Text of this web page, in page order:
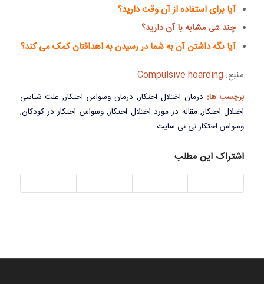
آیا برای استفاده از آن وقت دارید؟
چند شی مشابه با آن دارید؟
آیا نگه داشتن آن به شما در رسیدن به اهدافتان کمک می کند؟
منبع:
برچسب ها: درمان اختلال احتکار, درمان وسواس احتکار, علت شناسی
اختلال احتکار,مقاله در مورد اختلال احتکار,وسواس احتکار در کودکان,
وسواس احتکار نی نی سایت
اشتراک این مطلب